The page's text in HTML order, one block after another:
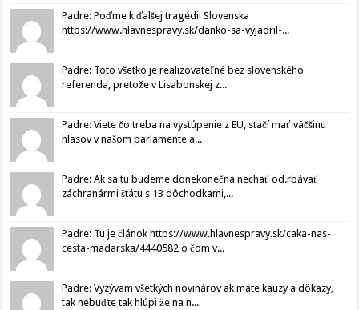
Padre: Poďme k ďalšej tragédii Slovenska
https://www.hlavnespravy.sk/danko-sa-vyjadril-...
Padre: Toto všetko je realizovateľné bez slovenského
referenda, pretože v Lisabonskej z...
Padre: Viete čo treba na vystúpenie z EU, stačí mať väčšinu
hlasov v našom parlamente a...
Padre: Ak sa tu budeme donekonečna nechať od.rbávať
záchranármi štátu s 13 dôchodkami,...
Padre: Tu je článok https://www.hlavnespravy.sk/caka-nas-
cesta-madarska/4440582 o čom v...
Padre: Vyzývam všetkých novinárov ak máte kauzy a dôkazy,
tak nebuďte tak hlúpi že na n...